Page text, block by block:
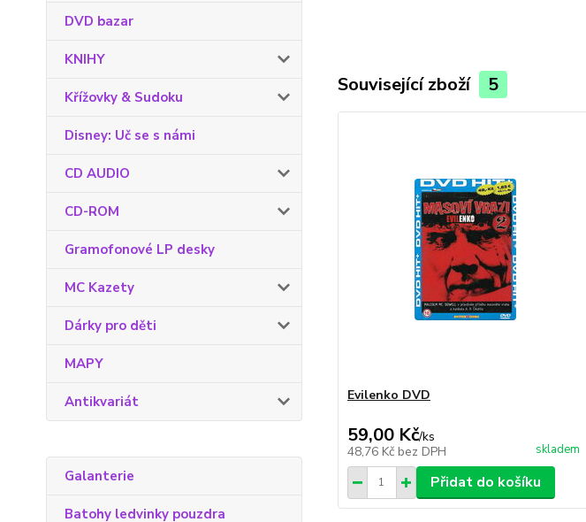
DVD bazar
KNIHY
Křížovky & Sudoku
Disney: Uč se s námi
CD AUDIO
CD-ROM
Gramofonové LP desky
MC Kazety
Dárky pro děti
MAPY
Antikvariát
Galanterie
Batohy ledvinky pouzdra
Související zboží 5
Evilenko DVD
59,00 Kč/ks
48,76 Kč bez DPH skladem
Přidat do košíku